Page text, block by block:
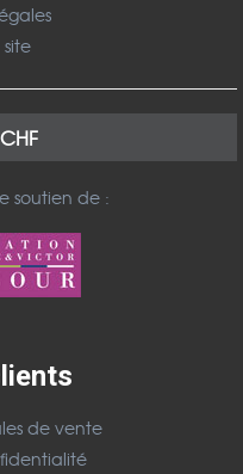
soutien de :
de vente